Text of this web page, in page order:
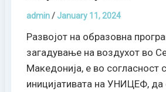
admin/ January 11, 2024
Развојот на образовна
загадување на воздухот во
Македонија, е во согласност
иницијативата на УНИЦЕФ, да